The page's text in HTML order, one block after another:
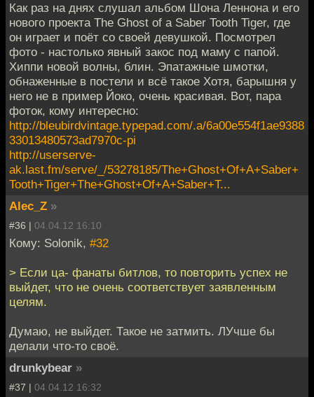
Как раз на днях слушал альбом Шона Леннона и его
нового проекта The Ghost of a Saber Tooth Tiger, где
он играет и поёт со своей девушкой. Посмотрел
фото - настолько явный закос под маму с папой.
Хиппи новой волны, блин. Эпатажные шмотки,
обнаженные в постели и всё такое Хотя, барышня у
него не в пример Йоко, очень красивая. Вот, пара
фоток, кому интересно:
http://bleubirdvintage.typepad.com/.a/6a00e554f1ae9388
33013480573ad7970c-pi
http://userserve-
ak.last.fm/serve/_/53278185/The+Ghost+Of+A+Saber+
Tooth+Tiger+The+Ghost+Of+A+Saber+T...
Alec_Z »
#36 | 04.04.12 16:10
Кому: Solonik, #32
> Если ца- фанаты битлов, то повторить успех не
выйдет, что не очень соответствует заявленным
целям.
Думаю, не выйдет. Такое не затмить. ЛУчше бы
делали что-то своё.
drunkybear »
#37 | 04.04.12 16:32